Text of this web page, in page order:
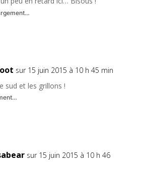
sur 15 juin 2015 à 10 h 45 min
sud et les grillons !
sur 15 juin 2015 à 10 h 46